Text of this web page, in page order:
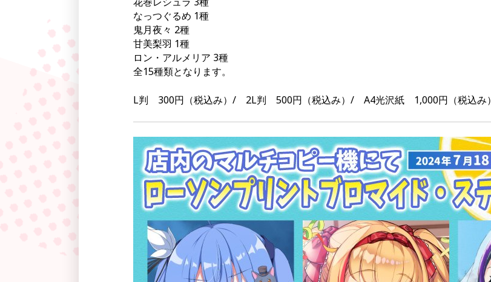
なっつぐるめ 1種
鬼月夜々 2種
甘美梨羽 1種
ロン・アルメリア 3種
全15種類となります。
L判 300円（税込み）/ 2L判 500円（税込み）/ A4光沢紙 1,000円（税込み）